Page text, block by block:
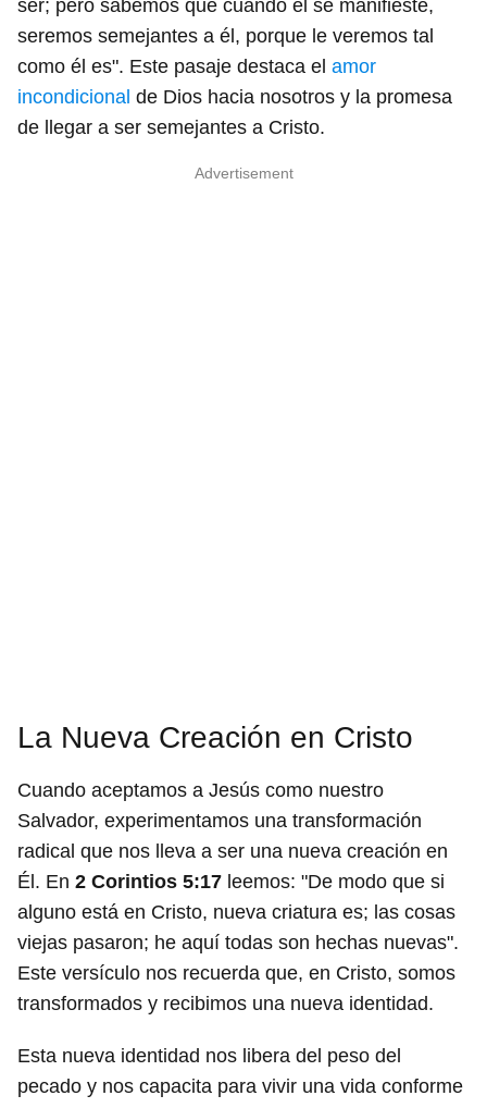
ser; pero sabemos que cuando él se manifieste,
seremos semejantes a él, porque le veremos tal
como él es". Este pasaje destaca el amor
incondicional de Dios hacia nosotros y la promesa
de llegar a ser semejantes a Cristo.
Advertisement
La Nueva Creación en Cristo
Cuando aceptamos a Jesús como nuestro
Salvador, experimentamos una transformación
radical que nos lleva a ser una nueva creación en
Él. En 2 Corintios 5:17 leemos: "De modo que si
alguno está en Cristo, nueva criatura es; las cosas
viejas pasaron; he aquí todas son hechas nuevas".
Este versículo nos recuerda que, en Cristo, somos
transformados y recibimos una nueva identidad.
Esta nueva identidad nos libera del peso del
pecado y nos capacita para vivir una vida conforme